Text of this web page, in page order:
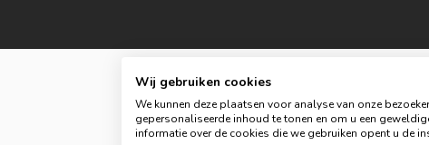
©
Wij gebruiken cookies
We kunnen deze plaatsen voor analyse van onze
gepersonaliseerde inhoud te tonen en om u een
informatie over de cookies die we gebruiken opent u de